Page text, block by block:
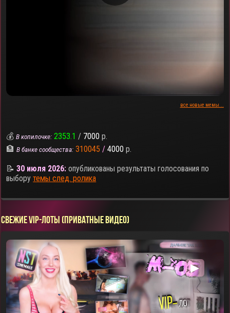
все новые мемы...
💰В копилочке: 2353.1 / 7000 р.
🏦В банке сообщества: 310045 / 4000 р.
📝30 июля 2026: опубликованы результаты голосования по
выборутемы след. ролика
СВЕЖИЕ VIP-ЛОТЫ (ПРИВАТНЫЕ ВИДЕО)
▶